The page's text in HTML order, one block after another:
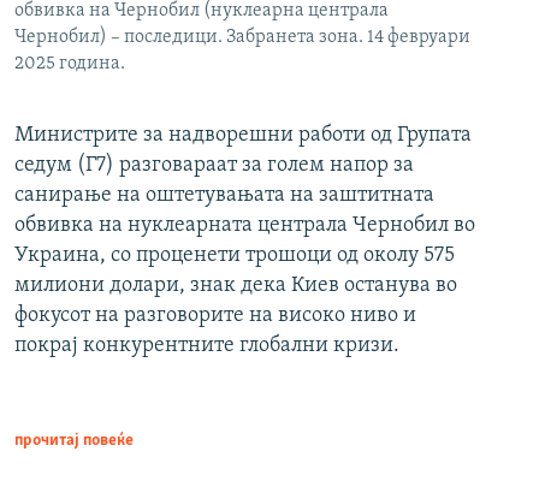
обвивка на Чернобил (нуклеарна централа
Чернобил) – последици. Забранета зона. 14 февруари
2025 година.
Министрите за надворешни работи од Групата
седум (Г7) разговараат за голем напор за
санирање на оштетувањата на заштитната
обвивка на нуклеарната централа Чернобил во
Украина, со проценети трошоци од околу 575
милиони долари, знак дека Киев останува во
фокусот на разговорите на високо ниво и
покрај конкурентните глобални кризи.
прочитај повеќе